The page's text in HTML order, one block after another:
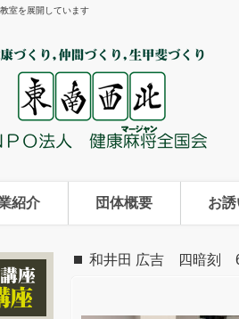
室を展開しています
紹介 団体概要 お
和井田 広吉 四暗刻